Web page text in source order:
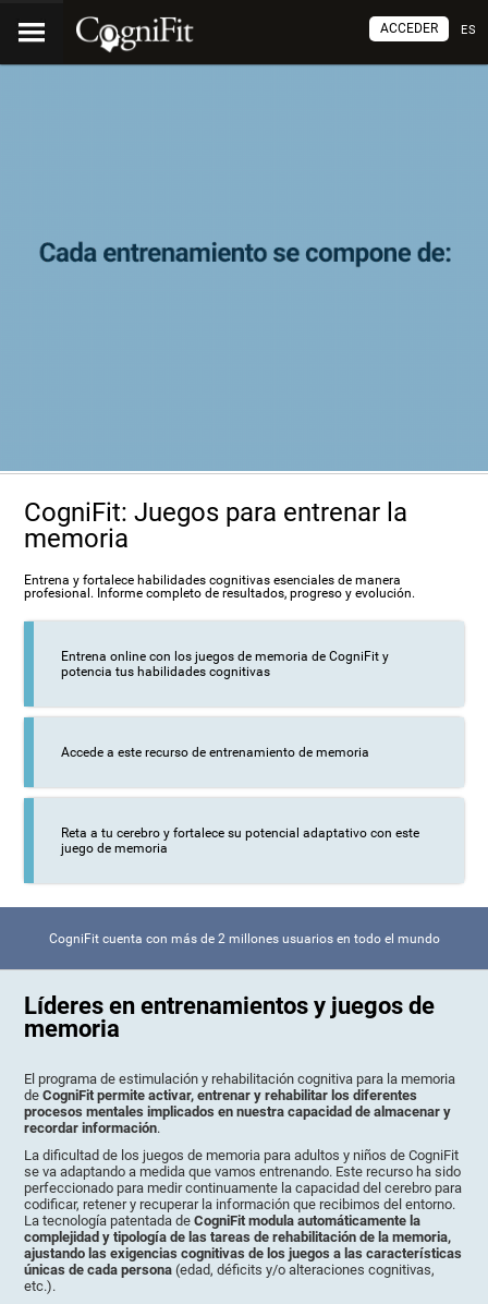
ES
ACCEDER
CogniFit: Juegos para entrenar la
memoria
Entrena y fortalece habilidades cognitivas esenciales de manera
profesional. Informe completo de resultados, progreso y evolución.
Entrena online con los juegos de memoria de CogniFit y
potencia tus habilidades cognitivas
Accede a este recurso de entrenamiento de memoria
Reta a tu cerebro y fortalece su potencial adaptativo con este
juego de memoria
CogniFit cuenta con más de 2 millones usuarios en todo el mundo
Líderes en entrenamientos y juegos de
memoria
El programa de estimulación y rehabilitación cognitiva para la memoria
deCogniFit permite activar, entrenar y rehabilitar los diferentes
procesos mentales implicados en nuestra capacidad de almacenar y
recordar información.
La dificultad de los juegos de memoria para adultos y niños de CogniFit
se va adaptando a medida que vamos entrenando. Este recurso ha sido
perfeccionado para medir continuamente la capacidad del cerebro para
codificar, retener y recuperar la información que recibimos del entorno.
La tecnología patentada deCogniFit modula automáticamente la
complejidad y tipología de las tareas de rehabilitación de la memoria,
ajustando las exigencias cognitivas de los juegos a las características
únicas de cada persona (edad, déficits y/o alteraciones cognitivas,
etc.).